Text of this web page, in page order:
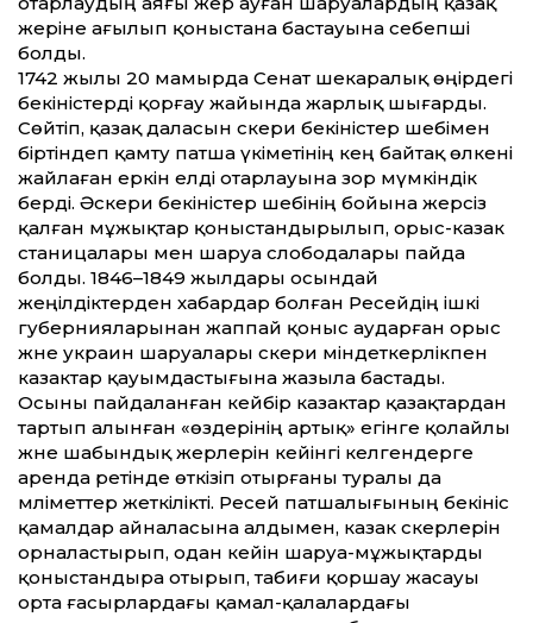
жеріне ағылып қоныстана бастауына себепші
болды.
1742 жылы 20 мамырда Сенат шекара­лық өңірдегі
бекіністерді қорғау жайында жарлық шығарды.
Сөйтіп, қазақ даласын әскери бекіністер шебімен
біртіндеп қамту патша үкіметінің кең байтақ өлкені
жайлаған еркін елді отарлауына зор мүмкіндік
берді. Әскери бекіністер шебінің бойына жерсіз
қалған мұжықтар қоныстандырылып, орыс-казак
станицалары мен шаруа слободалары пайда
болды. 1846–1849 жылдары осындай
жеңілдіктерден хабардар болған Ресейдің ішкі
губернияларынан жаппай қоныс аударған орыс
және украин шаруалары әскери міндеткерлікпен
казактар қауымдастығына жазыла бастады.
Осыны пайдаланған кейбір казактар қазақтардан
тартып алынған «өздерінің артық» егінге қолайлы
және шабындық жерлерін ке­йінгі келгендерге
аренда ретінде өткізіп отырғаны туралы да
мәлімет­тер жеткілікті. Ресей патшалығының бекініс
қамалдар айналасына алдымен, казак әскерлерін
орналастырып, одан ке­йін шаруа-мұжықтарды
қоныстандыра отырып, табиғи қоршау жасауы
орта ғасырлардағы қамал-қалалардағы